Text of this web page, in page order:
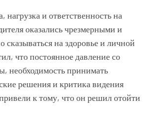
и ответственность на
оказались чрезмерными и
сказываться на здоровье и личной
что постоянное давление со
необходимость принимать
решения и критика видения
к тому, что он решил отойти